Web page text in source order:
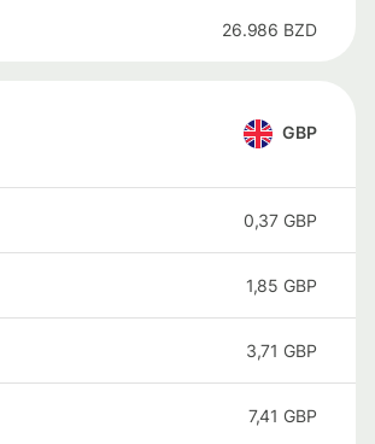
26.986 BZD
GBP
0,37 GBP
1,85 GBP
3,71 GBP
7,41 GBP